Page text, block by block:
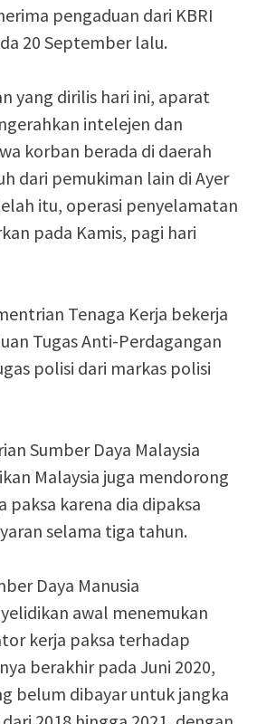
pengaduan dari KBRI
20 September lalu.
yang dirilis hari ini, aparat
intelejen dan
korban berada di daerah
dari pemukiman lain di Ayer
itu, operasi penyelamatan
pada Kamis, pagi hari
Tenaga Kerja bekerja
Tugas Anti-Perdagangan
polisi dari markas polisi
Sumber Daya Malaysia
Malaysia juga mendorong
paksa karena dia dipaksa
selama tiga tahun.
Daya Manusia
awal menemukan
kerja paksa terhadap
berakhir pada Juni 2020,
belum dibayar untuk jangka